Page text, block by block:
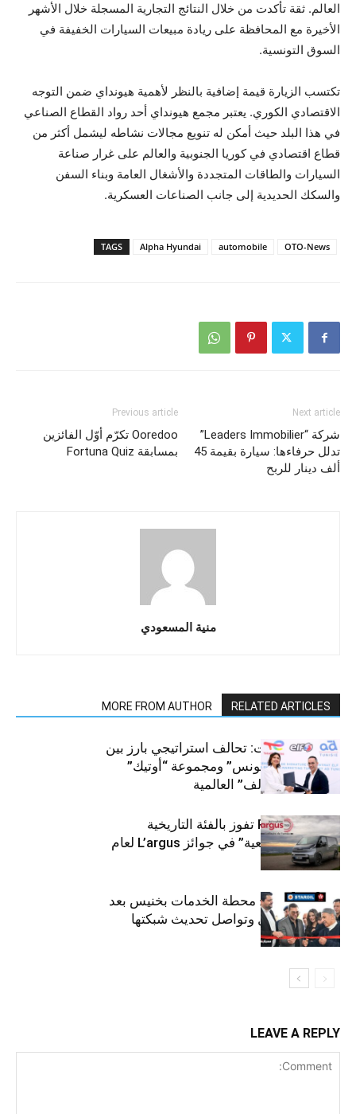
العالم. ثقة تأكدت من خلال النتائج التجارية المسجلة خلال الأشهر
الأخيرة مع المحافظة على ريادة مبيعات السيارات الخفيفة في
السوق التونسية.
تكتسب الزيارة قيمة إضافية بالنظر لأهمية هيونداي ضمن التوجه
الاقتصادي الكوري. يعتبر مجمع هيونداي أحد رواد القطاع الصناعي
في هذا البلد حيث أمكن له تنويع مجالات نشاطه ليشمل أكثر من
قطاع اقتصادي في كوريا الجنوبية والعالم على غرار صناعة
السيارات والطاقات المتجددة والأشغال العامة وبناء السفن
والسكك الحديدية إلى جانب الصناعات العسكرية.
TAGS Alpha Hyundai automobile OTO-News
Previous article
Ooredoo تكرّم أوّل الفائزين
بمسابقة Fortuna Quiz
Next article
شركة “Leaders Immobilier”
تدلل حرفاءها: سيارة بقيمة 45
ألف دينار للربح
منية المسعودي
RELATED ARTICLES
MORE FROM AUTHOR
قطاع السيارات: تحالف استراتيجي بارز بين
“توتال إنرجيز تونس” ومجموعة “أوتيك”
لتوزيع زيوت “إلف” العالمية
كيا PV5 Cargo تفوز بالفئة التاريخية
“للمركبات النفعية” في جوائز L’argus لعام
2026
ستارأويل تفتتح محطة الخدمات بخنيس بعد
تجديدهابالكامل وتواصل تحديث شبكتها
LEAVE A REPLY